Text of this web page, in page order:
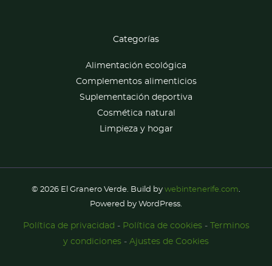
Categorías
Alimentación ecológica
Complementos alimenticios
Suplementación deportiva
Cosmética natural
Limpieza y hogar
© 2026 El Granero Verde. Build by webintenerife.com.
Powered by WordPress.
Política de privacidad - Política de cookies-
Terminos
y condiciones - Ajustes de Cookies